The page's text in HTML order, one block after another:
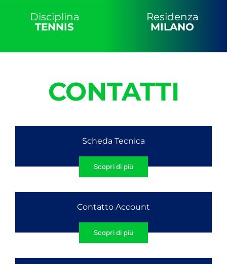
Disciplina
TENNIS
Residenza
MILANO
CONTATTI
Scheda Tecnica
Scopri di più
Contatto Account
Scopri di più